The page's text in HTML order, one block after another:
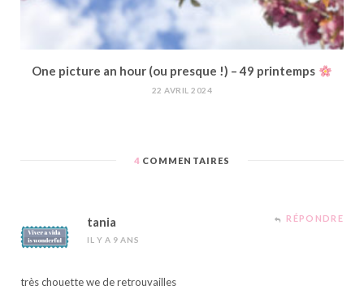
One picture an hour (ou presque !) – 49 printemps
22 AVRIL 2024
4COMMENTAIRES
tania
IL Y A 9 ANS
RÉPONDRE
très chouette we de retrouvailles